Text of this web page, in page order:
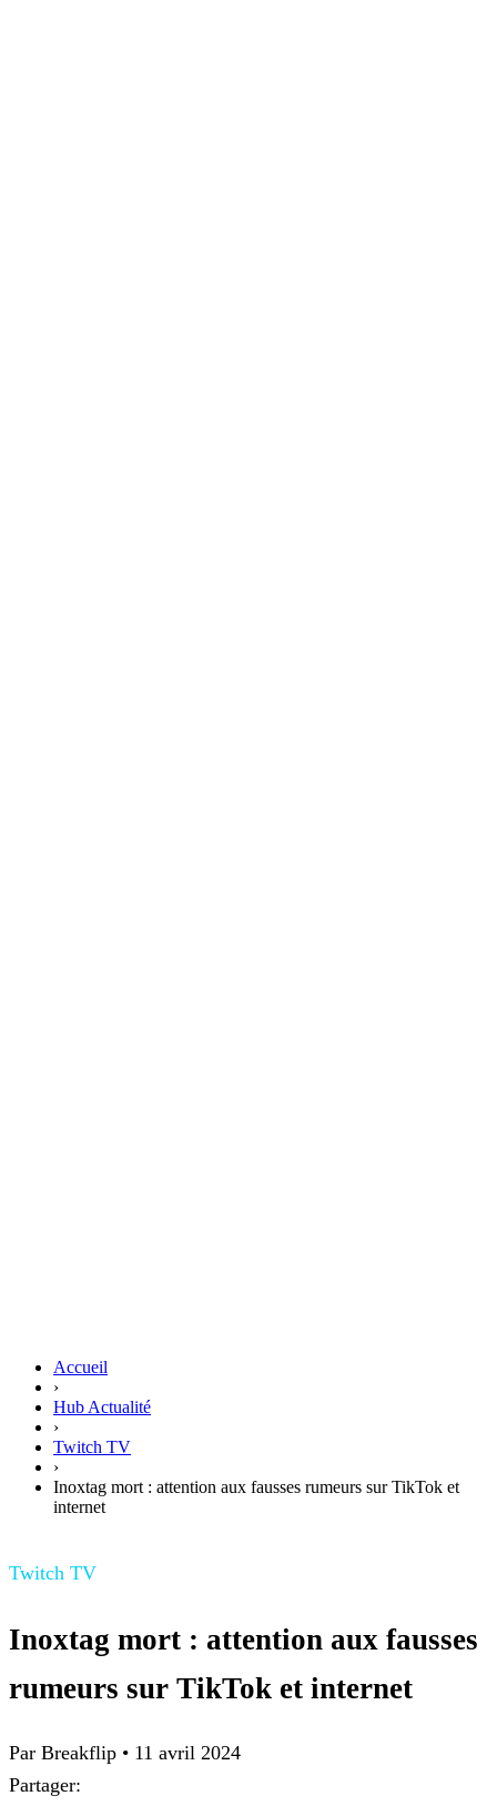
Accueil
›
Hub Actualité
›
Twitch TV
›
Inoxtag mort : attention aux fausses rumeurs sur TikTok et
internet
Twitch TV
Inoxtag mort : attention aux fausses
rumeurs sur TikTok et internet
Par Breakflip • 11 avril 2024
Partager: